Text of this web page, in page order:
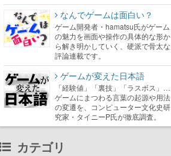
なんでゲームは面白い？
ゲーム開発者・hamatsu氏がゲーム
の魅力を画面や操作の具体的な形か
ら解き明かしていく、硬派で骨太な
評論連載です。
ゲームが変えた日本語
「経験値」「裏技」「ラスボス」…
ゲームにまつわる言葉の起源や用法
の変遷を、コンピューター文化史研
究家・タイニーP氏が徹底調査。
カテゴリ